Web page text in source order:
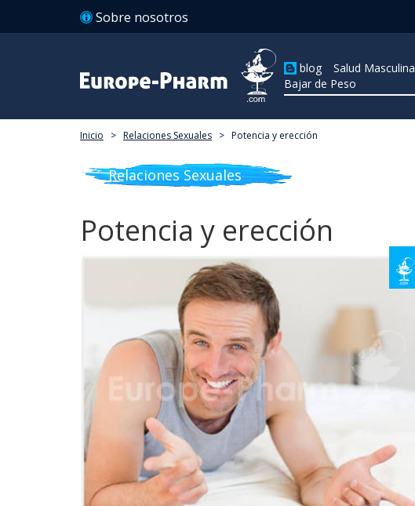
Sobre nosotros
blog Salud Masculina
Bajar de Peso
Inicio > Relaciones Sexuales > Potencia y erección
Relaciones Sexuales
Potencia y erección